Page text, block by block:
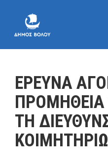
ΕΡΕΥΝΑ
ΠΡΟΜΗΘΕΙΑ
ΤΗ